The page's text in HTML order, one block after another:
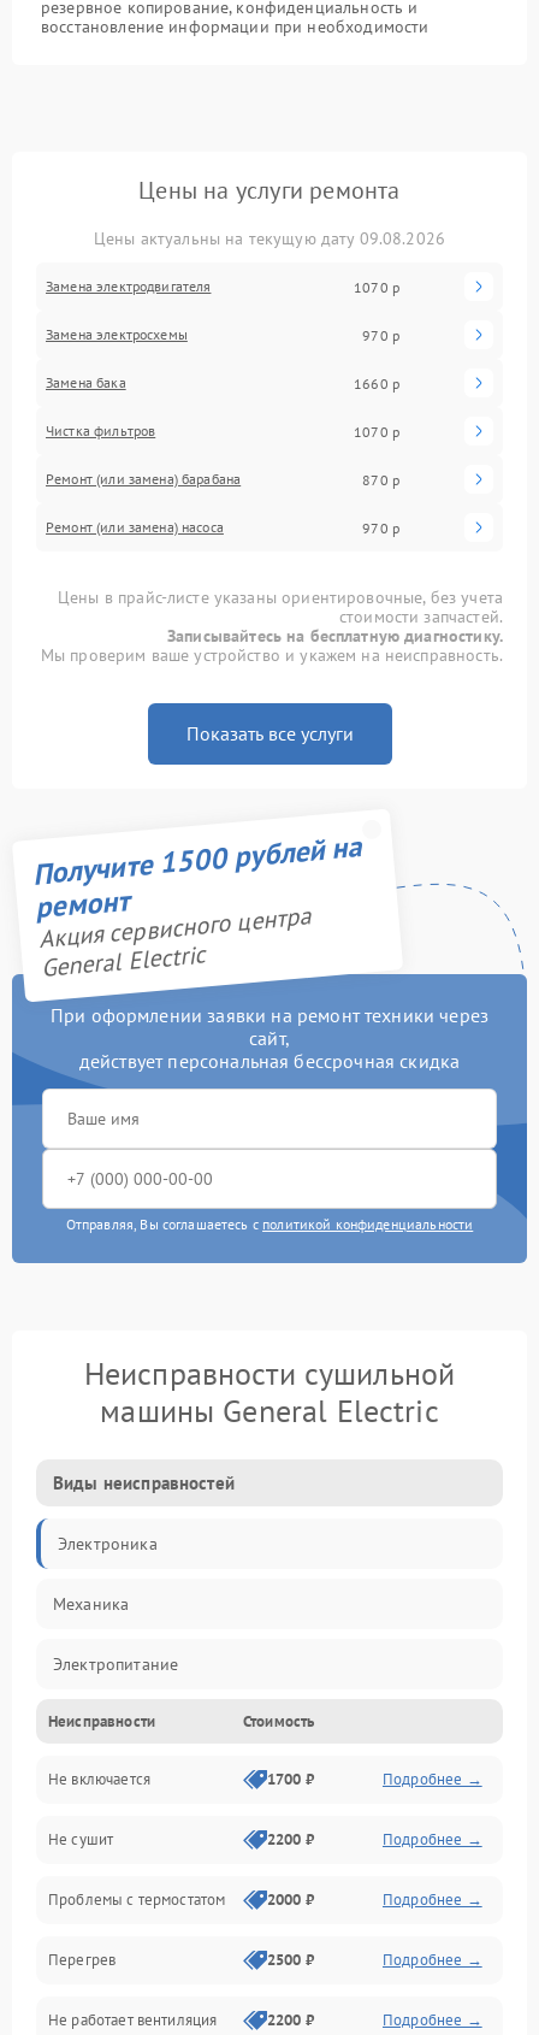
резервное копирование, конфиденциальность и
восстановление информации при необходимости
Цены на услуги ремонта
Цены актуальны на текущую дату 09.08.2026
Замена электродвигателя 1070 р
Замена электросхемы 970 р
Замена бака 1660 р
Чистка фильтров 1070 р
Ремонт (или замена) барабана 870 р
Ремонт (или замена) насоса 970 р
Цены в прайс-листе указаны ориентировочные, без учета
стоимости запчастей.
Записывайтесь на бесплатную диагностику.
Мы проверим ваше устройство и укажем на неисправность.
Показать все услуги
Получите 1500 рублей на
ремонт
Акция сервисного центра
General Electric
При оформлении заявки на ремонт техники через
сайт,
действует персональная бессрочная скидка
Отправляя, Вы соглашаетесь с политикой конфиденциальности
Неисправности сушильной
машины General Electric
Виды неисправностей
Электроника
Механика
Электропитание
Нагрев
Механические повреждения
Оптика
Программное обеспечение
Датчики
Безопасность
Неисправности Стоимость
Не включается 1700 ₽ Подробнее →
Не сушит 2200 ₽ Подробнее →
Проблемы с термостатом 2000 ₽ Подробнее →
Перегрев 2500 ₽ Подробнее →
Не работает вентиляция 2200 ₽ Подробнее →